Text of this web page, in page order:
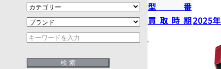
型番
買取時期2025